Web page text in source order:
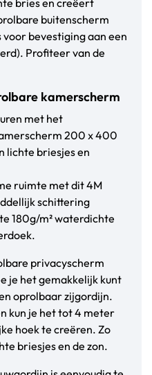
bries en creëert
buitenscherm
bevestiging aan een
Profiteer van de
kamerscherm
met het
200 x 400
lichte briesjes en
ruimte met dit 4M
schittering
180g/m² waterdichte
privacyscherm
je het gemakkelijk kunt
oprolbaar zijgordijn.
kun je het tot 4 meter
hoek te creëren. Zo
briesjes en de zon.